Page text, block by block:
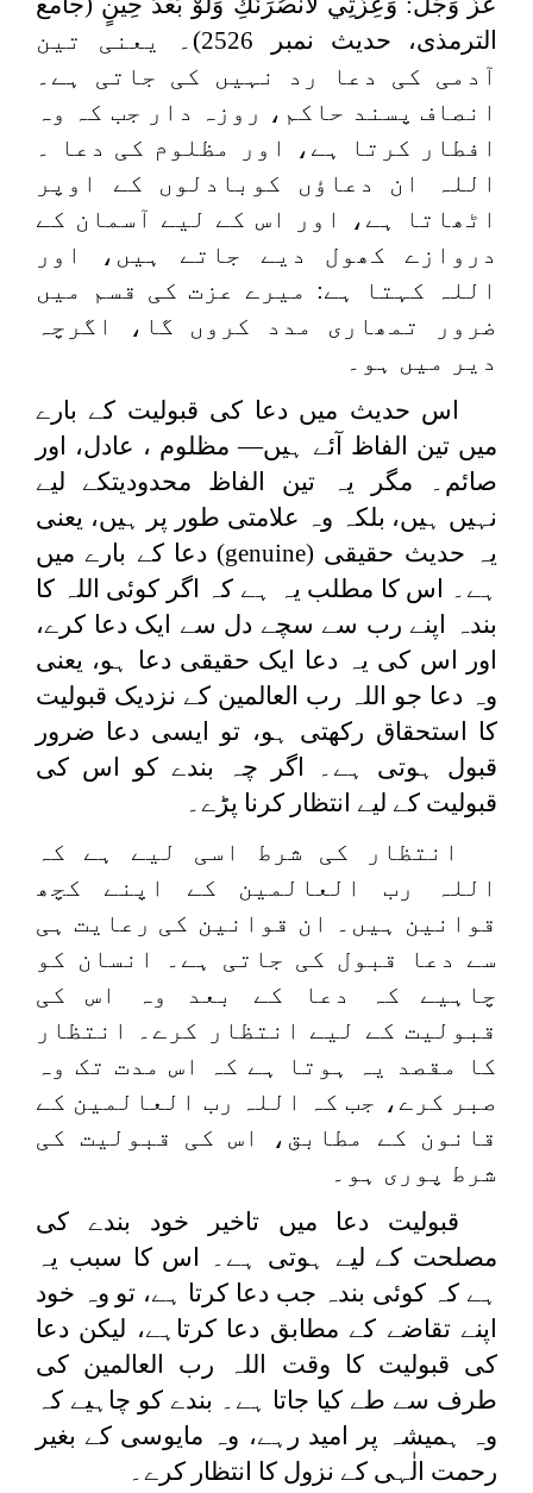
الترمذی، حدیث نمبر 2526)۔ یعنی تین
آدمی کی دعا رد نہیں کی جاتی ہے۔
انصاف پسند حاکم، روزہ دار جب کہ وہ
افطار کرتا ہے، اور مظلوم کی دعا ۔
اللہ ان دعاؤں کوبادلوں کے اوپر
اٹھاتا ہے، اور اس کے لیے آسمان کے
دروازے کھول دیے جاتے ہیں، اور
اللہ کہتا ہے: میرے عزت کی قسم میں
ضرور تمھاری مدد کروں گا، اگرچہ
دیر میں ہو۔
اس حدیث میں دعا کی قبولیت کے بارے
میں تین الفاظ آئے ہیں— مظلوم ، عادل، اور
صائم۔ مگر یہ تین الفاظ محدوديتکے ليے
نہیں ہیں، بلکہ وہ علامتی طور پر ہیں، یعنی
یہ حدیث حقیقی (genuine) دعا کے بارے میں
ہے۔ اس کا مطلب یہ ہے کہ اگر کوئی اللہ کا
بندہ اپنے رب سے سچے دل سے ایک دعا کرے،
اور اس کی یہ دعا ایک حقیقی دعا ہو، یعنی
وہ دعا جو اللہ رب العالمین کے نزدیک قبولیت
کا استحقاق رکھتی ہو، تو ایسی دعا ضرور
قبول ہوتی ہے۔ اگر چہ بندے کو اس کی
قبولیت کے لیے انتظار کرنا پڑے۔
انتظار کی شرط اسی لیے ہے کہ
اللہ رب العالمین کے اپنے کچھ
قوانین ہیں۔ ان قوانین کی رعایت ہی
سے دعا قبول کی جاتی ہے۔ انسان کو
چاہیے کہ دعا کے بعد وہ اس کی
قبولیت کے لیے انتظار کرے۔ انتظار
کا مقصد یہ ہوتا ہے کہ اس مدت تک وہ
صبر کرے، جب کہ اللہ رب العالمین کے
قانون کے مطابق، اس کی قبولیت کی
شرط پوری ہو۔
قبولیت دعا میں تاخیر خود بندے کی
مصلحت کے لیے ہوتی ہے۔ اس کا سبب یہ
ہے کہ کوئی بندہ جب دعا کرتا ہے، تو وہ خود
اپنے تقاضے کے مطابق دعا کرتاہے، لیکن دعا
کی قبولیت کا وقت اللہ رب العالمین کی
طرف سے طے کیا جاتا ہے۔ بندے کو چاہیے کہ
وہ ہمیشہ پر امید رہے، وہ مایوسی کے بغیر
رحمت الٰہی کے نزول کا انتظار کرے۔